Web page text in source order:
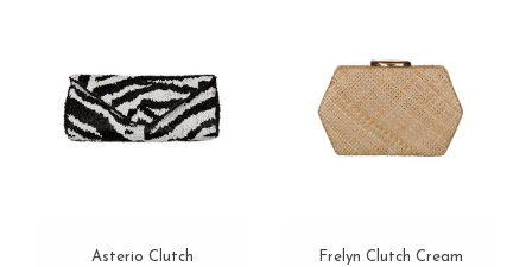
Zakelijke klanten
Asterio Clutch Frelyn Clutch Cream